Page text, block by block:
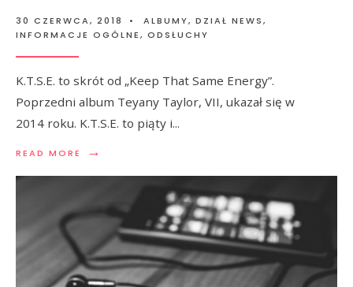
30 CZERWCA, 2018 • ALBUMY, DZIAŁ NEWS,
INFORMACJE OGÓLNE, ODSŁUCHY
K.T.S.E. to skrót od „Keep That Same Energy”.
Poprzedni album Teyany Taylor, VII, ukazał się w
2014 roku. K.T.S.E. to piąty i...
READ MORE →